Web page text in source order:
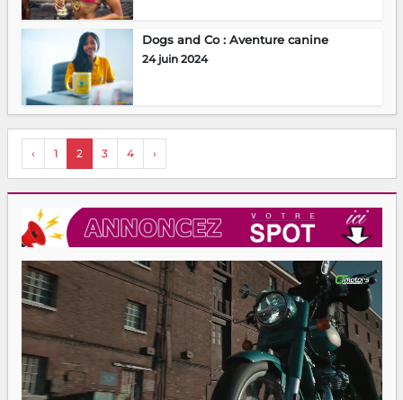
Dogs and Co : Aventure canine
24 juin 2024
‹ 1 2 3 4 ›